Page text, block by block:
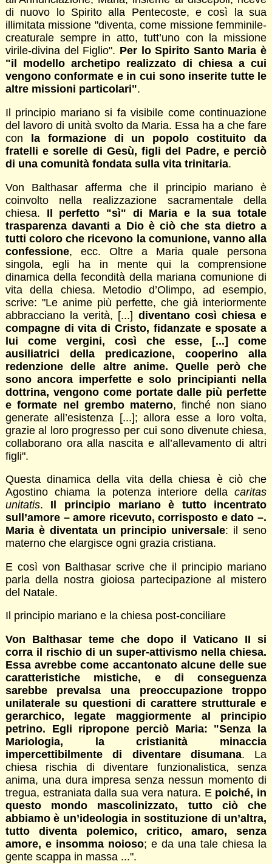
di nuovo lo Spirito alla Pentecoste, e così la sua
illimitata missione "diventa, come missione femminile-
creaturale sempre in atto, tutt’uno con la missione
virile-divina del Figlio". Per lo Spirito Santo Maria è
"il modello archetipo realizzato di chiesa a cui
vengono conformate e in cui sono inserite tutte le
altre missioni particolari".
Il principio mariano si fa visibile come continuazione
del lavoro di unità svolto da Maria. Essa ha a che fare
con
la formazione di un popolo costituito da
fratelli e sorelle di Gesù, figli del Padre, e perciò
di una comunità fondata sulla vita trinitaria.
Von Balthasar afferma che il principio mariano è
coinvolto nella realizzazione sacramentale della
chiesa. Il perfetto "sì" di Maria e la sua totale
trasparenza davanti a Dio è ciò che sta dietro a
tutti coloro che ricevono la comunione, vanno alla
confessione, ecc. Oltre a Maria quale persona
singola, egli ha in mente qui la comprensione
dinamica della fecondità della mariana comunione di
vita della chiesa. Metodio d’Olimpo, ad esempio,
scrive: "Le anime più perfette, che già interiormente
abbracciano la verità, [...] diventano così chiesa e
compagne di vita di Cristo, fidanzate e sposate a
lui come vergini, così che esse, [...] come
ausiliatrici della predicazione, cooperino alla
redenzione delle altre anime. Quelle però che
sono ancora imperfette e solo principianti nella
dottrina, vengono come portate dalle più perfette
e formate nel grembo materno, finché non siano
generate all’esistenza [...]; allora esse a loro volta,
grazie al loro progresso per cui sono divenute chiesa,
collaborano ora alla nascita e all’allevamento di altri
figli".
Questa dinamica della vita della chiesa è ciò che
Agostino chiama la potenza interiore dellacaritas
unitatis. Il principio mariano è tutto incentrato
sull’amore – amore ricevuto, corrisposto e dato –.
Maria è diventata un principio universale: il seno
materno che elargisce ogni grazia cristiana.
E così von Balthasar scrive che il principio mariano
parla della nostra gioiosa partecipazione al mistero
del Natale.
Il principio mariano e la chiesa post-conciliare
Von Balthasar teme che dopo il Vaticano II si
corra il rischio di un super-attivismo nella chiesa.
Essa avrebbe come accantonato alcune delle sue
caratteristiche mistiche, e di conseguenza
sarebbe prevalsa una preoccupazione troppo
unilaterale su questioni di carattere strutturale e
gerarchico, legate maggiormente al principio
petrino. Egli ripropone perciò Maria: "Senza la
Mariologia, la cristianità minaccia
impercettibilmente di diventare disumana. La
chiesa rischia di diventare funzionalistica, senza
anima, una dura impresa senza nessun momento di
tregua, estraniata dalla sua vera natura. E poiché, in
questo mondo mascolinizzato, tutto ciò che
abbiamo è un’ideologia in sostituzione di un’altra,
tutto diventa polemico, critico, amaro, senza
amore, e insomma noioso; e da una tale chiesa la
gente scappa in massa ...".